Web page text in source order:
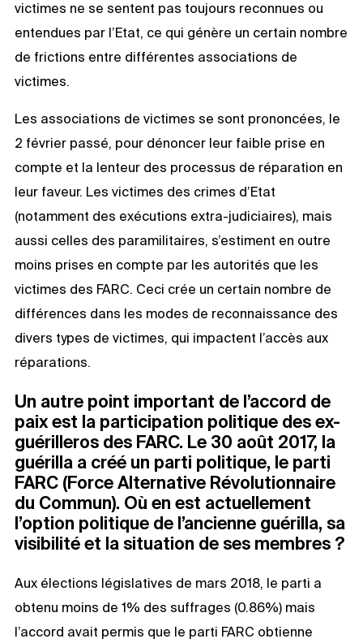
victimes ne se sentent pas toujours reconnues ou
entendues par l’Etat, ce qui génère un certain nombre
de frictions entre différentes associations de
victimes.
Les associations de victimes se sont prononcées, le
2 février passé, pour dénoncer leur faible prise en
compte et la lenteur des processus de réparation en
leur faveur. Les victimes des crimes d’Etat
(notamment des exécutions extra-judiciaires), mais
aussi celles des paramilitaires, s’estiment en outre
moins prises en compte par les autorités que les
victimes des FARC. Ceci crée un certain nombre de
différences dans les modes de reconnaissance des
divers types de victimes, qui impactent l’accès aux
réparations.
Un autre point important de l’accord de
paix est la participation politique des ex-
guérilleros des FARC. Le 30 août 2017, la
guérilla a créé un parti politique, le parti
FARC (Force Alternative Révolutionnaire
du Commun). Où en est actuellement
l’option politique de l’ancienne guérilla, sa
visibilité et la situation de ses membres ?
Aux élections législatives de mars 2018, le parti a
obtenu moins de 1% des suffrages (0.86%) mais
l’accord avait permis que le parti FARC obtienne